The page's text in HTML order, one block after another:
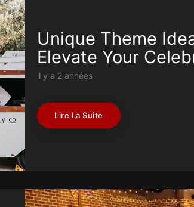
Unique Theme
Elevate Your
il y a 2 années
Lire La Suite